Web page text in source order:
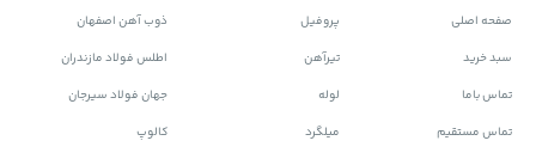
صفحه اصلی
سبد خرید
تماس باما
تماس مستقیم
پروفیل
تیرآهن
لوله
میلگرد
ذوب آهن اصفهان
اطلس فولاد مازندران
جهان فولاد سیرجان
کالوپ